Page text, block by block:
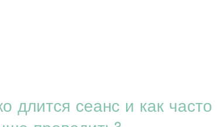
длится сеанс и как часто